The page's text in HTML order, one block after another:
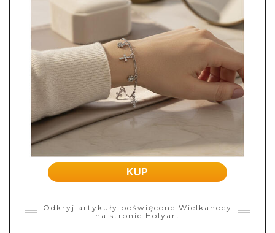
KUP
Odkryj artykuły poświęcone Wielkanocy
na stronie Holyart